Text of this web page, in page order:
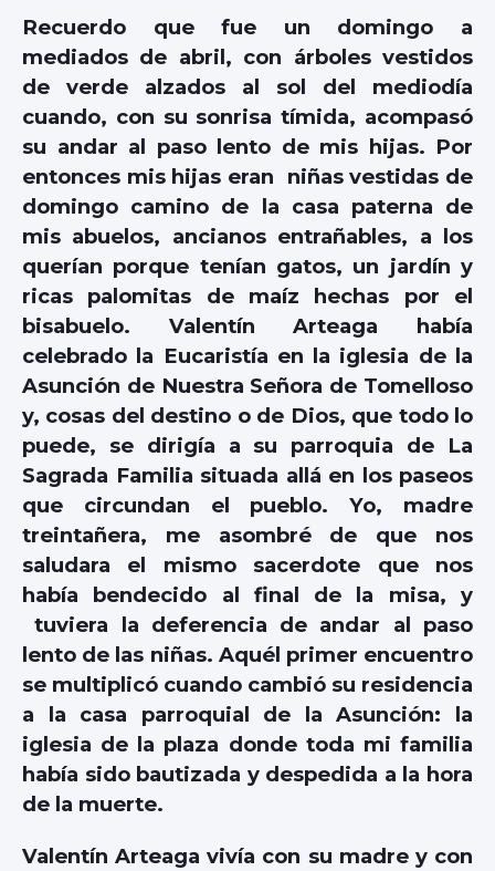
Recuerdo que fue un domingo a
mediados de abril, con árboles vestidos
de verde alzados al sol del mediodía
cuando, con su sonrisa tímida, acompasó
su andar al paso lento de mis hijas. Por
entonces mis hijas eran niñas vestidas de
domingo camino de la casa paterna de
mis abuelos, ancianos entrañables, a los
querían porque tenían gatos, un jardín y
ricas palomitas de maíz hechas por el
bisabuelo. Valentín Arteaga había
celebrado la Eucaristía en la iglesia de la
Asunción de Nuestra Señora de Tomelloso
y, cosas del destino o de Dios, que todo lo
puede, se dirigía a su parroquia de La
Sagrada Familia situada allá en los paseos
que circundan el pueblo. Yo, madre
treintañera, me asombré de que nos
saludara el mismo sacerdote que nos
había bendecido al final de la misa, y
tuviera la deferencia de andar al paso
lento de las niñas. Aquél primer encuentro
se multiplicó cuando cambió su residencia
a la casa parroquial de la Asunción: la
iglesia de la plaza donde toda mi familia
había sido bautizada y despedida a la hora
de la muerte.
Valentín Arteaga vivía con su madre y con